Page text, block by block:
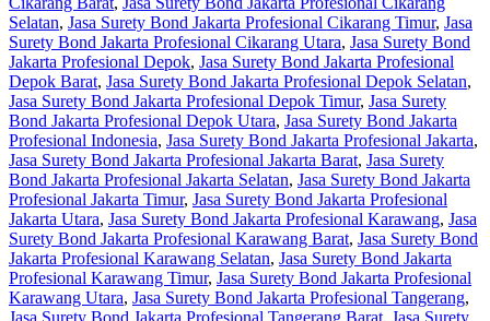
Selatan, Jasa Surety Bond Jakarta Profesional Cikarang Timur, Jasa
Surety Bond Jakarta Profesional Cikarang Utara, Jasa Surety Bond
Jakarta Profesional Depok, Jasa Surety Bond Jakarta Profesional
Depok Barat, Jasa Surety Bond Jakarta Profesional Depok Selatan,
Jasa Surety Bond Jakarta Profesional Depok Timur, Jasa Surety
Bond Jakarta Profesional Depok Utara, Jasa Surety Bond Jakarta
Profesional Indonesia, Jasa Surety Bond Jakarta Profesional Jakarta,
Jasa Surety Bond Jakarta Profesional Jakarta Barat, Jasa Surety
Bond Jakarta Profesional Jakarta Selatan, Jasa Surety Bond Jakarta
Profesional Jakarta Timur, Jasa Surety Bond Jakarta Profesional
Jakarta Utara, Jasa Surety Bond Jakarta Profesional Karawang, Jasa
Surety Bond Jakarta Profesional Karawang Barat, Jasa Surety Bond
Jakarta Profesional Karawang Selatan, Jasa Surety Bond Jakarta
Profesional Karawang Timur, Jasa Surety Bond Jakarta Profesional
Karawang Utara, Jasa Surety Bond Jakarta Profesional Tangerang,
Jasa Surety Bond Jakarta Profesional Tangerang Barat, Jasa Surety